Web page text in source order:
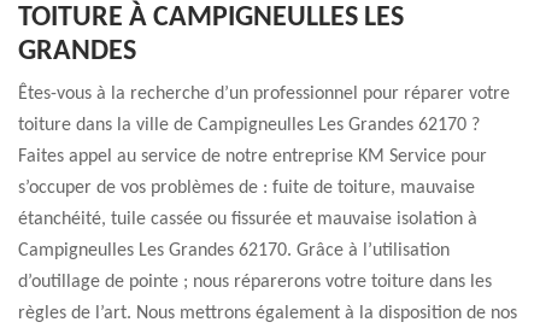
TOITURE À CAMPIGNEULLES LES
GRANDES
Êtes-vous à la recherche d’un professionnel pour réparer votre
toiture dans la ville de Campigneulles Les Grandes 62170 ?
Faites appel au service de notre entreprise KM Service pour
s’occuper de vos problèmes de : fuite de toiture, mauvaise
étanchéité, tuile cassée ou fissurée et mauvaise isolation à
Campigneulles Les Grandes 62170. Grâce à l’utilisation
d’outillage de pointe ; nous réparerons votre toiture dans les
règles de l’art. Nous mettrons également à la disposition de nos